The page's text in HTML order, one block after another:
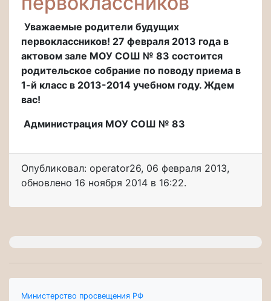
Уважаемые родители будущих
первоклассников! 27 февраля 2013 года в
актовом зале МОУ СОШ № 83 состоится
родительское собрание по поводу приема в
1-й класс в 2013-2014 учебном году. Ждем
вас!
Администрация МОУ СОШ № 83
Опубликовал: operator26, 06 февраля 2013,
обновлено 16 ноября 2014 в 16:22.
Министерство просвещения РФ